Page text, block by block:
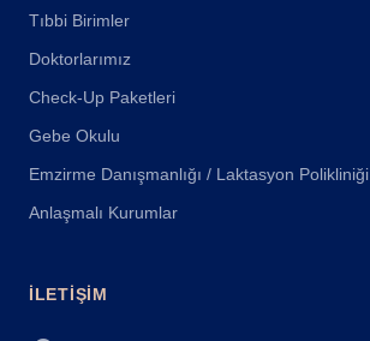
Tıbbi Birimler
Doktorlarımız
Check-Up Paketleri
Gebe Okulu
Emzirme Danışmanlığı / Laktasyon Polikliniği
Anlaşmalı Kurumlar
İLETIŞIM